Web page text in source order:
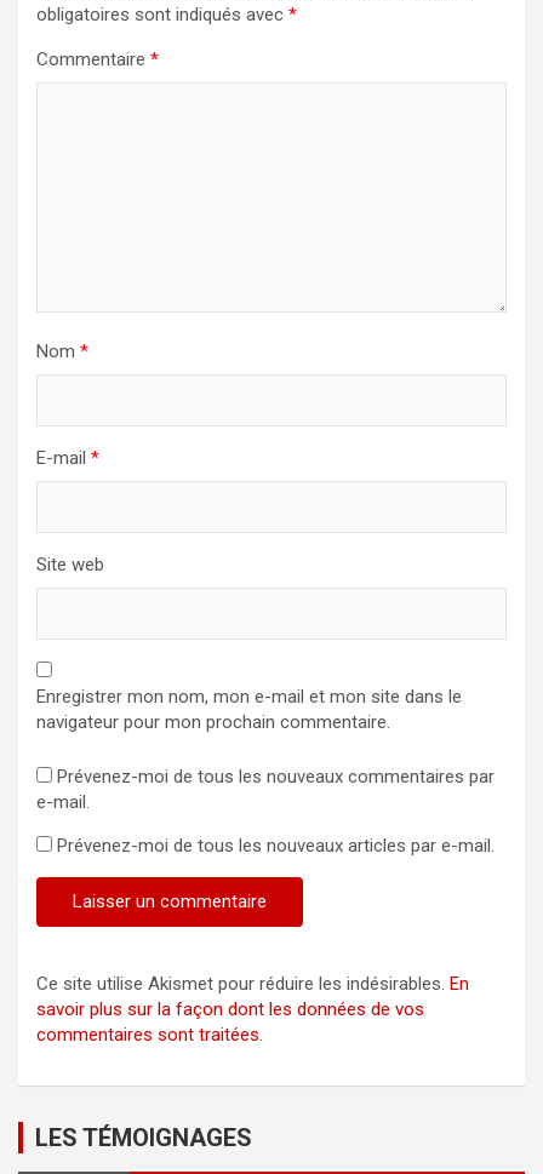
obligatoires sont indiqués avec *
Commentaire *
Nom *
E-mail *
Site web
Enregistrer mon nom, mon e-mail et mon site dans le
navigateur pour mon prochain commentaire.
Prévenez-moi de tous les nouveaux commentaires par
e-mail.
Prévenez-moi de tous les nouveaux articles par e-mail.
Ce site utilise Akismet pour réduire les indésirables. En
savoir plus sur la façon dont les données de vos
commentaires sont traitées.
LES TÉMOIGNAGES